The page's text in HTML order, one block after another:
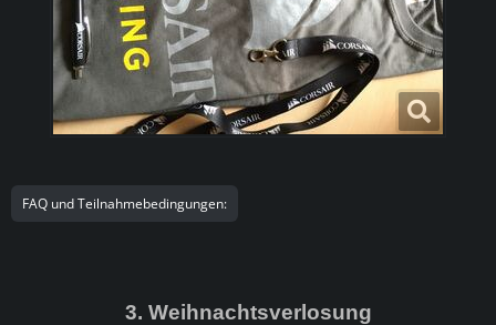
FAQ und Teilnahmebedingungen:
3. Weihnachtsverlosung